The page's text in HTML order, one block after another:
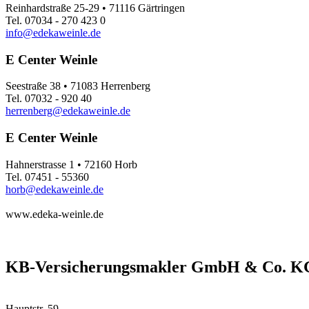
Reinhardstraße 25-29 • 71116 Gärtringen
Tel. 07034 - 270 423 0
info@edekaweinle.de
E Center Weinle
Seestraße 38 • 71083 Herrenberg
Tel. 07032 - 920 40
herrenberg@edekaweinle.de
E Center Weinle
Hahnerstrasse 1 • 72160 Horb
Tel. 07451 - 55360
horb@edekaweinle.de
www.edeka-weinle.de
KB-Versicherungsmakler GmbH & Co.